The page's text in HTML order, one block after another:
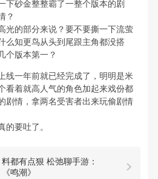
下砂金整整霸了一整个版本的剧
？
光的部分来说？要不要撕一下流萤
么知更鸟从头到尾跟主角都没搭
个版本第一？
线一年前就已经完成了，明明是米
看着就高人气的角色加起来戏份都
剧情，拿两名受害者出来玩偷剧情
要吐了。
都有点狠 松弛聊手游：
鸣潮》